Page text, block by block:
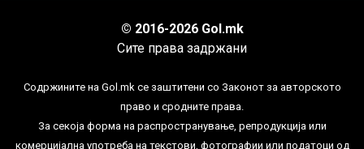
© 2016-2026 Gol.mk
Сите права задржани
Содржините на Gol.mk се заштитени со Законот за авторското
право и сродните права.
За секоја форма на распространување, репродукција или
комерцијална употреба на текстови, фотографии или податоци од